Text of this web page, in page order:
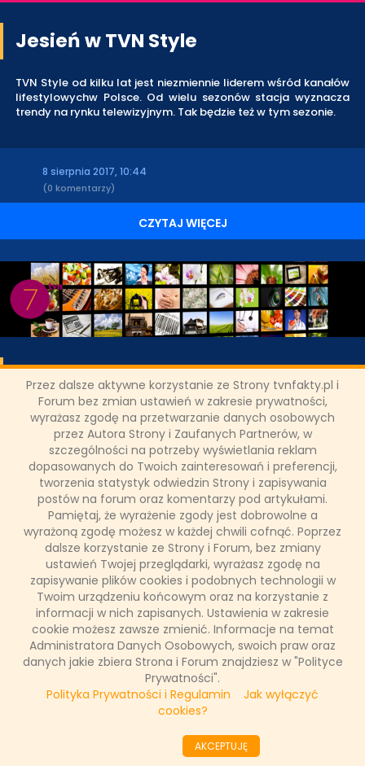
Przez dalsze aktywne korzystanie ze Strony tvnfakty.pl i
Forum bez zmian ustawień w zakresie prywatności,
wyrażasz zgodę na przetwarzanie danych osobowych
przez Autora Strony i Zaufanych Partnerów, w
szczególności na potrzeby wyświetlania reklam
dopasowanych do Twoich zainteresowań i preferencji,
tworzenia statystyk odwiedzin Strony i zapisywania
postów na forum oraz komentarzy pod artykułami.
Pamiętaj, że wyrażenie zgody jest dobrowolne a
wyrażoną zgodę możesz w każdej chwili cofnąć. Poprzez
dalsze korzystanie ze Strony i Forum, bez zmiany
ustawień Twojej przeglądarki, wyrażasz zgodę na
zapisywanie plików cookies i podobnych technologii w
Twoim urządzeniu końcowym oraz na korzystanie z
informacji w nich zapisanych. Ustawienia w zakresie
cookie możesz zawsze zmienić. Informacje na temat
Administratora Danych Osobowych, swoich praw oraz
danych jakie zbiera Strona i Forum znajdziesz w "Polityce
Prywatności".
Polityka Prywatności i Regulamin
Jak wyłączyć
cookies?
AKCEPTUJĘ
Jesień w TVN Style
TVN Style od kilku lat jest niezmiennie liderem wśród kanałów
lifestylowychw Polsce. Od wielu sezonów stacja wyznacza
trendy na rynku telewizyjnym. Tak będzie też w tym sezonie.
8 sierpnia 2017, 10:44
(0 komentarzy)
CZYTAJ WIĘCEJ
Reżyserska i serialowa "Zabójcza
broń" w TVN7
Kultowy policyjny duet ma już 20 lat! Widzowie pokochali
bohaterów granych przez Mela Gibsona i Danny’ego Glovera
za nietypowe metody rozwiązywania spraw kryminalnych i
dowcipne dialogi. Już 2 września TVN 7 przypomni wszystkim
pierwszą część kultowego cyklu „Zabójcza broń”. W kolejne
soboty stacja pokaże następne części serii, i to w wersji
reżyserskiej! To dopiero początek - 1 października kanał
przygotował dla widzów premierowy odcinek hitowego
serialu opartego na tej popularnej serii!
8 sierpnia 2017, 09:43
(0 komentarzy)
CZYTAJ WIĘCEJ